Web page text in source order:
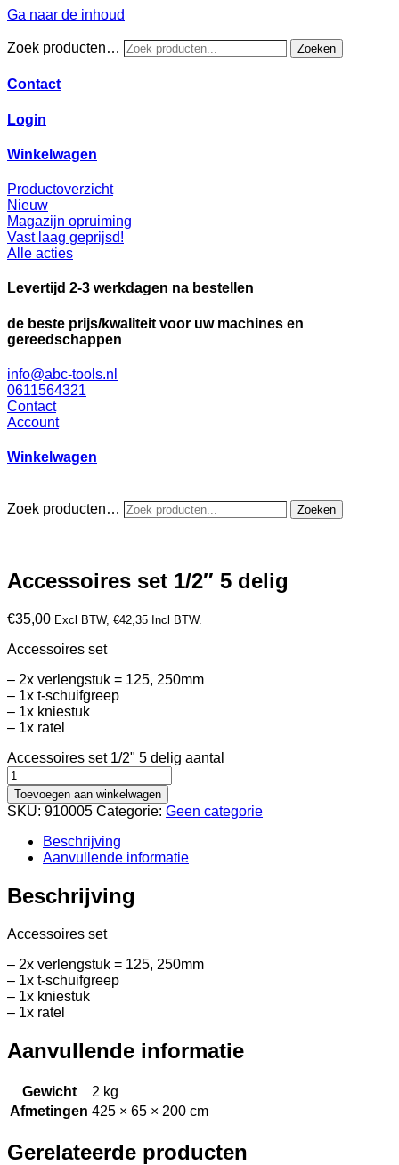
Ga naar de inhoud
Zoek producten… Zoeken
Contact
Login
Winkelwagen
Productoverzicht
Nieuw
Magazijn opruiming
Vast laag geprijsd!
Alle acties
Levertijd 2-3 werkdagen na bestellen
de beste prijs/kwaliteit voor uw machines en
gereedschappen
info@abc-tools.nl
0611564321
Contact
Account
Winkelwagen
Zoek producten… Zoeken
Accessoires set 1/2″ 5 delig
€35,00 Excl BTW, €42,35 Incl BTW.
Accessoires set
– 2x verlengstuk = 125, 250mm
– 1x t-schuifgreep
– 1x kniestuk
– 1x ratel
Accessoires set 1/2" 5 delig aantal
Toevoegen aan winkelwagen
SKU: 910005 Categorie: Geen categorie
Beschrijving
Aanvullende informatie
Beschrijving
Accessoires set
– 2x verlengstuk = 125, 250mm
– 1x t-schuifgreep
– 1x kniestuk
– 1x ratel
Aanvullende informatie
Gewicht
2 kg
Afmetingen 425 × 65 × 200 cm
Gerelateerde producten